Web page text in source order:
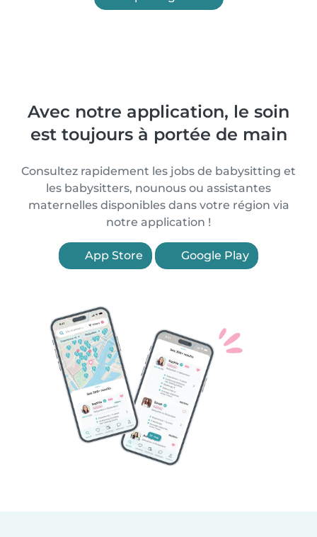
Avec notre application, le soin
est toujours à portée de main
Consultez rapidement les jobs de babysitting et
les babysitters, nounous ou assistantes
maternelles disponibles dans votre région via
notre application !
App Store Google Play